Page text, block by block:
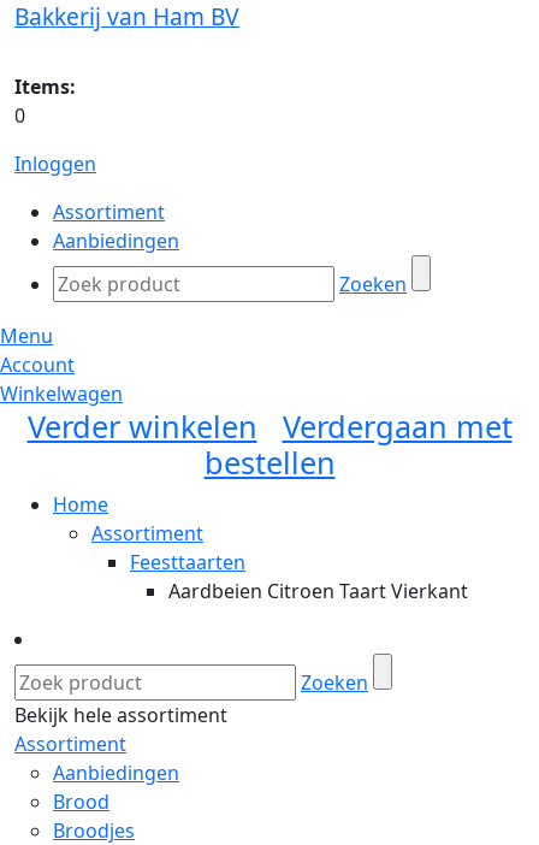
Bakkerij van Ham BV
Items:
0
Inloggen
Assortiment
Aanbiedingen
Zoeken
Menu
Account
Winkelwagen
Verder winkelen
Verdergaan met
bestellen
Home
Assortiment
Feesttaarten
Aardbeien Citroen Taart Vierkant
Zoeken
Bekijk hele assortiment
Assortiment
Aanbiedingen
Brood
Broodjes